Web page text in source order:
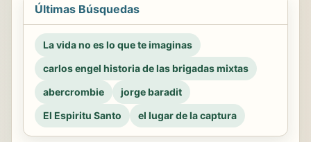
Últimas Búsquedas
La vida no es lo que te imaginas
carlos engel historia de las brigadas mixtas
abercrombie
jorge baradit
El Espiritu Santo
el lugar de la captura